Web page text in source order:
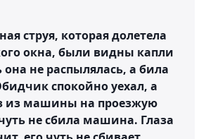
струя, которая долетела
окна, были видны капли
она не распылялась, а била
спокойно уехал, а
из машины на проезжую
не сбила машина. Глаза